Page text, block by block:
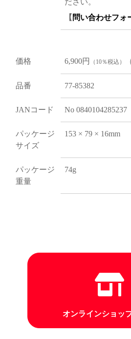
【 問い合わせフォ
価格 6,900円 （10％税込）
品番 77-85382
JANコード No 0840104285237
パッケージ
サイズ
153 × 79 × 16mm
パッケージ
重量
74g
オンラインショッ